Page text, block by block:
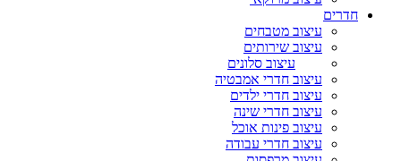
חדרים
עיצוב מטבחים
עיצוב שירותים
עיצוב סלונים
עיצוב חדרי אמבטיה
עיצוב חדרי ילדים
עיצוב חדרי שינה
עיצוב פינות אוכל
עיצוב חדרי עבודה